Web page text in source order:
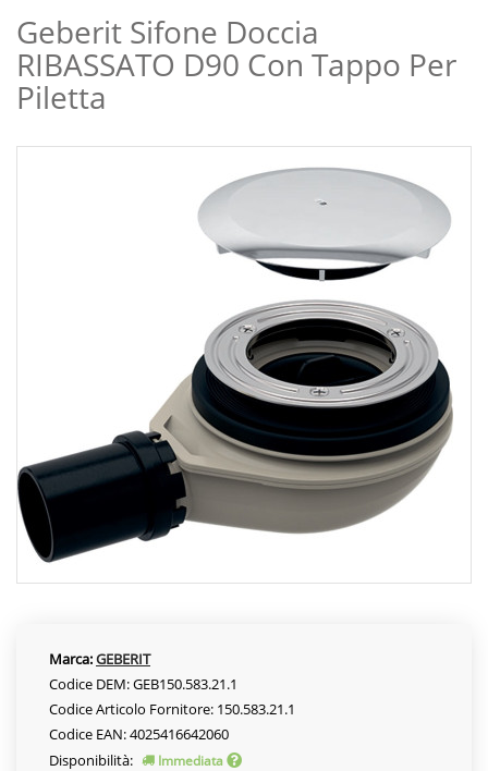
Geberit Sifone Doccia
RIBASSATO D90 Con Tappo Per
Piletta
Marca:GEBERIT
Codice DEM: GEB150.583.21.1
Codice Articolo Fornitore: 150.583.21.1
Codice EAN: 4025416642060
Disponibilità:
Immediata